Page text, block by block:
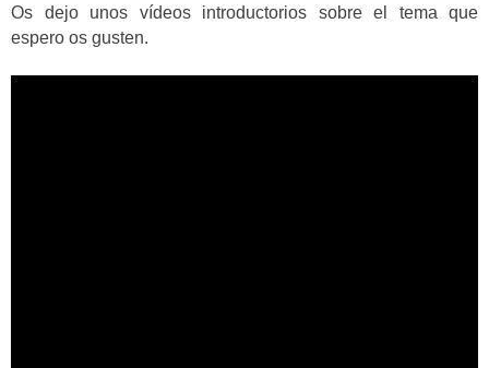
Os dejo unos vídeos introductorios sobre el tema que
espero os gusten.